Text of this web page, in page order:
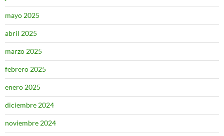
mayo 2025
abril 2025
marzo 2025
febrero 2025
enero 2025
diciembre 2024
noviembre 2024